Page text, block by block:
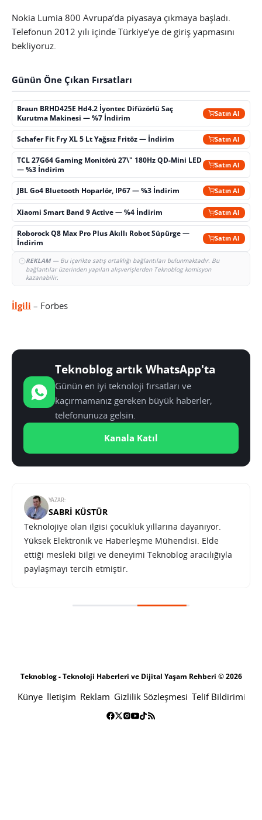
Nokia Lumia 800 Avrupa’da piyasaya çıkmaya başladı.
Telefonun 2012 yılı içinde Türkiye’ye de giriş yapmasını
bekliyoruz.
Günün Öne Çıkan Fırsatları
Braun BRHD425E Hd4.2 İyontec Difüzörlü Saç
Kurutma Makinesi — %7 İndirim
Satın Al
Schafer Fit Fry XL 5 Lt Yağsız Fritöz — İndirim Satın Al
TCL 27G64 Gaming Monitörü 27\" 180Hz QD-Mini LED
— %3 İndirim
Satın Al
JBL Go4 Bluetooth Hoparlör, IP67 — %3 İndirim Satın Al
Xiaomi Smart Band 9 Active — %4 İndirim Satın Al
Roborock Q8 Max Pro Plus Akıllı Robot Süpürge —
İndirim
Satın Al
REKLAM— Bu içerikte satış ortaklığı bağlantıları bulunmaktadır. Bu
bağlantılar üzerinden yapılan alışverişlerden Teknoblog komisyon
kazanabilir.
İlgili – Forbes
Teknoblog artık WhatsApp'ta
Günün en iyi teknoloji fırsatları ve
kaçırmamanız gereken büyük haberler,
telefonunuza gelsin.
Kanala Katıl
YAZAR:
SABRI KÜSTÜR
Teknolojiye olan ilgisi çocukluk yıllarına dayanıyor.
Yüksek Elektronik ve Haberleşme Mühendisi. Elde
ettiği mesleki bilgi ve deneyimi Teknoblog aracılığıyla
paylaşmayı tercih etmiştir.
sıkıntısı Google ve Facebook’u da
vuruyor
23 KASIM 2011 09:10 PAYLAŞ: